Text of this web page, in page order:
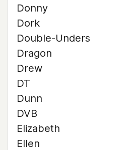
Donny
Dork
Double-Unders
Dragon
Drew
DT
Dunn
DVB
Elizabeth
Ellen